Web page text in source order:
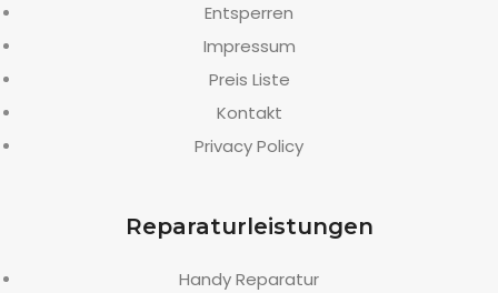
Entsperren
Impressum
Preis Liste
Kontakt
Privacy Policy
Reparaturleistungen
Handy Reparatur